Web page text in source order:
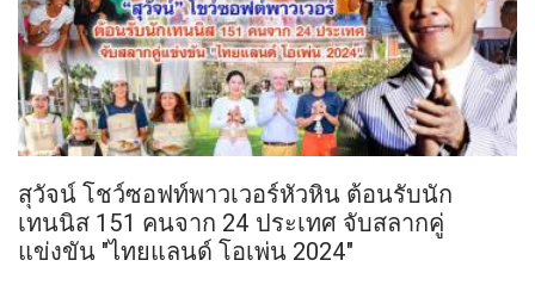
สุวัจน์ โชว์ซอฟท์พาวเวอร์หัวหิน ต้อนรับนัก
เทนนิส 151 คนจาก 24 ประเทศ จับสลากคู่
แข่งขัน "ไทยแลนด์ โอเพ่น 2024"